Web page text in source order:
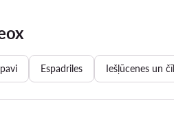
Espadriles Iešļūcenes un